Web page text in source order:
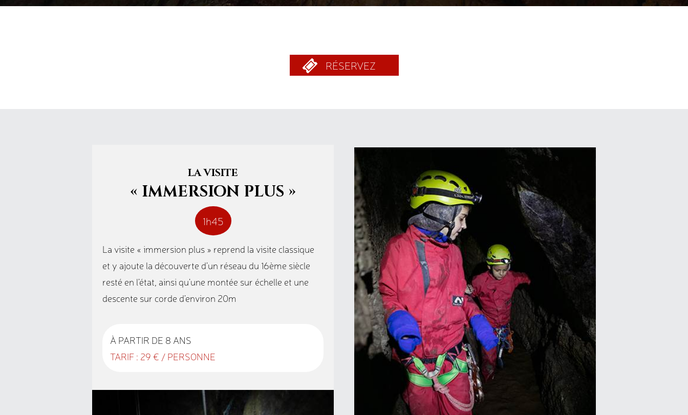
RÉSERVEZ
LA VISITE
« IMMERSION PLUS »
1h45
La visite « immersion plus » reprend la visite classique
et y ajoute la découverte d’un réseau du 16ème siècle
resté en l’état, ainsi qu’une montée sur échelle et une
descente sur corde d’environ 20m
À PARTIR DE 8 ANS
TARIF : 29 € / PERSONNE